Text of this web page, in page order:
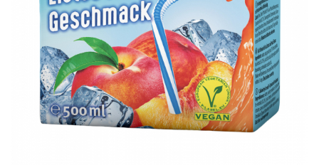
GEMURI
SEMIPREPARATE
SOSURI
VITAMINE / EFERVESCENTE
INĂLBITOR SI SOLUȚII PENTRU
INDEPĂRTAREA PETELOR
ODORIZANTE DE BAIE
ODORIZANTE DE CAMERĂ
PROSOAPE DE BUCĂTARIE / LAVETE
/ BUREȚI